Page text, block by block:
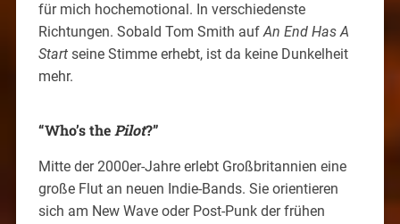
für mich hochemotional. In verschiedenste
Richtungen. Sobald Tom Smith aufAn End Has A
Startseine Stimme erhebt, ist da keine Dunkelheit
mehr.
“Who’s thePilot?”
Mitte der 2000er-Jahre erlebt Großbritannien eine
große Flut an neuen Indie-Bands. Sie orientieren
sich am New Wave oder Post-Punk der frühen